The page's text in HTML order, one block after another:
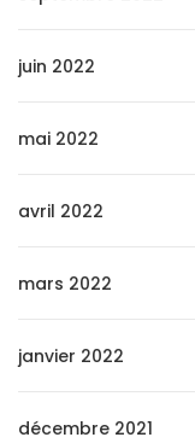
juin 2022
mai 2022
avril 2022
mars 2022
janvier 2022
décembre 2021